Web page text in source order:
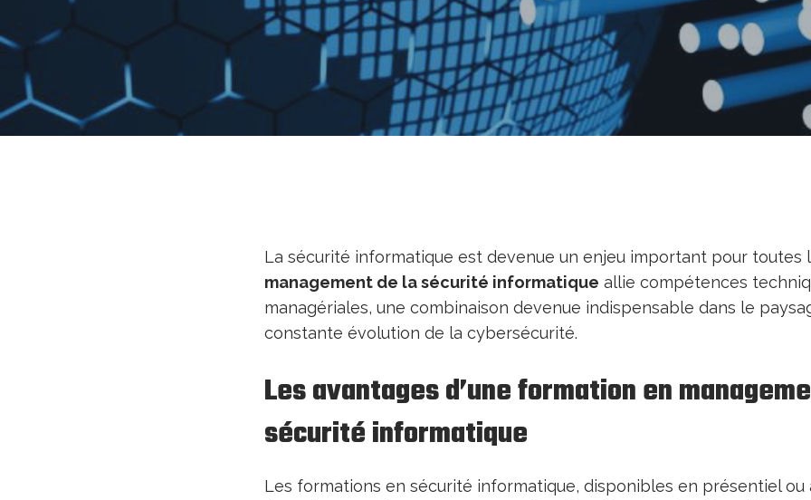
La sécurité informatique est devenue un enjeu important pour toutes
management de la sécurité informatique allie compétences
managériales, une combinaison devenue indispensable dans le
constante évolution de la cybersécurité.
Les avantages d’une formation en
sécurité informatique
Les formations en sécurité informatique, disponibles en présentiel ou